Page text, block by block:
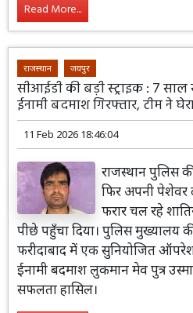
Read More...
राजस्थान जयपुर
सीआईडी की बड़ी स्ट्राइक : 7
ईनामी बदमाश गिरफ्तार, टीम ने
11 Feb 2026 18:46:04
राजस्थान पुलिस
फिर अपनी पेशेवर
फरार चल रहे
पीछे पहुँचा दिया। पुलिस मुख्यालय
फरीदाबाद में एक सुनियोजित
ईनामी बदमाश लुकमान मेव पुत्र
सफलता हासिल।